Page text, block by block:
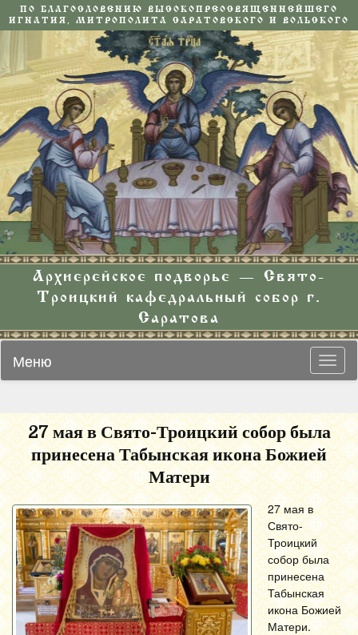
ПО БЛАГОСЛОВЕНИЮ ВЫСОКОПРЕОСВЯЩЕННЕЙШЕГО
ИГНАТИЯ, МИТРОПОЛИТА САРАТОВСКОГО И ВОЛЬСКОГО
Архиерейское подворье — Свято-
Троицкий кафедральный собор г.
Саратова
Меню
27 мая в Свято-Троицкий собор была
принесена Табынская икона Божией
Матери
27 мая в
Свято-
Троицкий
собор была
принесена
Табынская
икона Божией
Матери.